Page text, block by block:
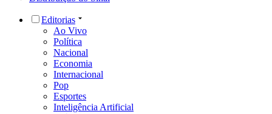
Editorias
Ao Vivo
Política
Nacional
Economia
Internacional
Pop
Esportes
Inteligência Artificial